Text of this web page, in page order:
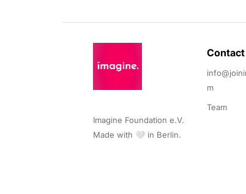
Imagine Foundation e.V.
Made with 🤍 in Berlin.
Contact
m
Team